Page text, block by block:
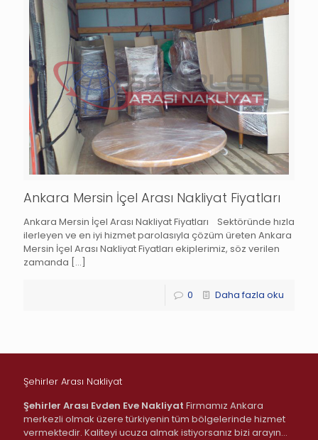
Ankara Mersin İçel Arası Nakliyat Fiyatları
Ankara Mersin İçel Arası Nakliyat Fiyatları Sektöründe hızla
ilerleyen ve en iyi hizmet parolasıyla çözüm üreten Ankara
Mersin İçel Arası Nakliyat Fiyatları ekiplerimiz, söz verilen
zamanda […]
0 Daha fazla oku
Şehirler Arası Nakliyat
Şehirler Arası Evden Eve Nakliyat Firmamız Ankara
merkezli olmak üzere türkiyenin tüm bölgelerinde hizmet
vermektedir. Kaliteyi ucuza almak istiyorsanız bizi arayın…